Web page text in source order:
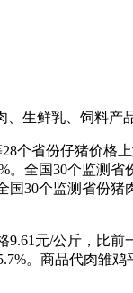
生鲜乳、饲料产
个省份仔猪价格
全国30个监测
国30个监测省份
元/公斤，比前
。商品代肉雏